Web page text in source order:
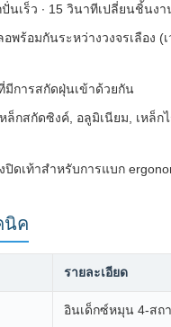
ปั่นเร็ว ∙ 15 วินาทีเปลี่ยนชิ้นงา
พร้อมกันระหว่างวงจรเลือง (เ
มีการสกัดฝุ่นเข้าด้วยกัน
ล็กสกัดซิงค์, อลูมิเนียม, เหล็ก
ปิดเท้าสําหรับการแบก
นิค
รายละเอียด
อินเด็กซ์หมุน 4-สถ